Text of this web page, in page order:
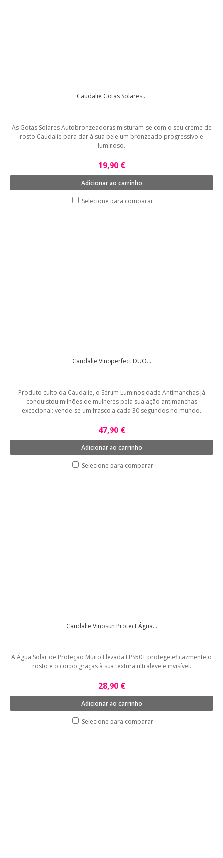
Caudalie Gotas Solares...
As Gotas Solares Autobronzeadoras misturam-se com o seu creme de
rosto Caudalie para dar à sua pele um bronzeado progressivo e
luminoso.
19,90 €
Adicionar ao carrinho
Selecione para comparar
Caudalie Vinoperfect DUO...
Produto culto da Caudalie, o Sérum Luminosidade Antimanchas já
conquistou milhões de mulheres pela sua ação antimanchas
excecional: vende-se um frasco a cada 30 segundos no mundo.
47,90 €
Adicionar ao carrinho
Selecione para comparar
Caudalie Vinosun Protect Água...
A Água Solar de Proteção Muito Elevada FPS50+ protege eficazmente o
rosto e o corpo graças à sua textura ultraleve e invisível.
28,90 €
Adicionar ao carrinho
Selecione para comparar